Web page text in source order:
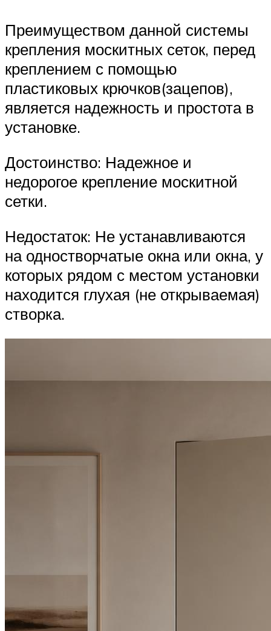
Преимуществом данной системы
крепления москитных сеток, перед
креплением с помощью
пластиковых крючков(зацепов),
является надежность и простота в
установке.
Достоинство: Надежное и
недорогое крепление москитной
сетки.
Недостаток: Не устанавливаются
на одностворчатые окна или окна, у
которых рядом с местом установки
находится глухая (не открываемая)
створка.